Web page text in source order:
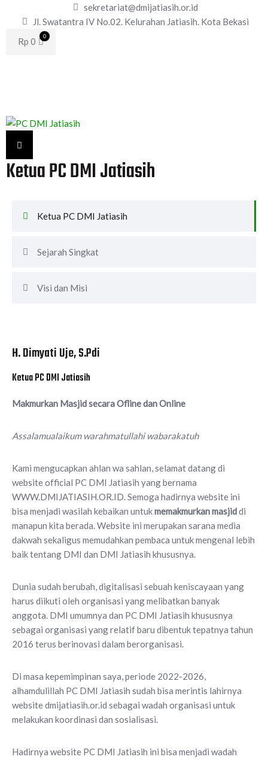
sekretariat@dmijatiasih.or.id
Jl. Swatantra IV No.02. Kelurahan Jatiasih. Kota Bekasi
Rp 0 0
Ketua PC DMI Jatiasih
Ketua PC DMI Jatiasih
Sejarah Singkat
Visi dan Misi
H. Dimyati Uje, S.Pdi
Ketua PC DMI Jatiasih
Makmurkan Masjid secara Ofline dan Online
Assalamualaikum warahmatullahi wabarakatuh
Kami mengucapkan ahlan wa sahlan, selamat datang di
website official PC DMI Jatiasih yang bernama
WWW.DMIJATIASIH.OR.ID. Semoga hadirnya website ini
bisa menjadi wasilah kebaikan untukmemakmurkan masjiddi
manapun kita berada. Website ini merupakan sarana media
dakwah sekaligus memudahkan pembaca untuk mengenal lebih
baik tentang DMI dan DMI Jatiasih khususnya.
Dunia sudah berubah, digitalisasi sebuah keniscayaan yang
harus diikuti oleh organisasi yang melibatkan banyak
anggota. DMI umumnya dan PC DMI Jatiasih khususnya
sebagai organisasi yang relatif baru dibentuk tepatnya tahun
2016 terus berinovasi dalam berorganisasi.
Di masa kepemimpinan saya, periode 2022-2026,
alhamdulillah PC DMI Jatiasih sudah bisa merintis lahirnya
website dmijatiasih.or.id sebagai wadah organisasi untuk
melakukan koordinasi dan sosialisasi.
Hadirnya website PC DMI Jatiasih ini bisa menjadi wadah